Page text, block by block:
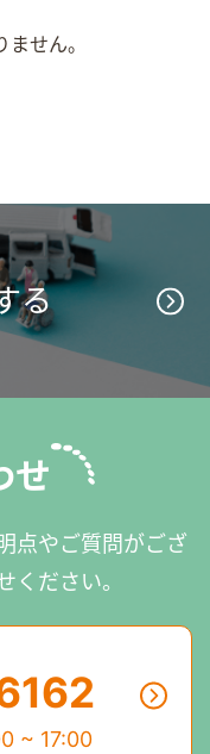
せん。
る
せ
点やご質問がござ
ください。
~ 17:00